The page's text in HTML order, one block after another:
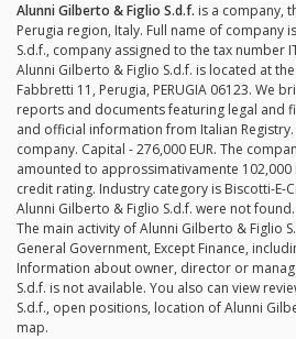
Alunni Gilberto & Figlio S.d.f. is a company,
Perugia region, Italy. Full name of company
S.d.f., company assigned to the tax number
Alunni Gilberto & Figlio S.d.f. is located at
Fabbretti 11, Perugia, PERUGIA 06123. We
reports and documents featuring legal and
and official information from Italian
company. Capital - 276,000 EUR. The
amounted to approssimativamente 102,000
credit rating. Industry category is Biscotti-E-
Alunni Gilberto & Figlio S.d.f. were not found.
The main activity of Alunni Gilberto & Figlio
General Government, Except Finance,
Information about owner, director or
S.d.f. is not available. You also can view
S.d.f., open positions, location of Alunni
map.